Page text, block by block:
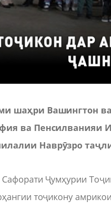
шаҳри Вашингтон
ва Пенсилванияи
Наврӯзро
Ҷумҳурии
тоҷикону